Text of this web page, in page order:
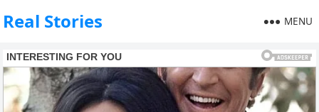
Real Stories MENU